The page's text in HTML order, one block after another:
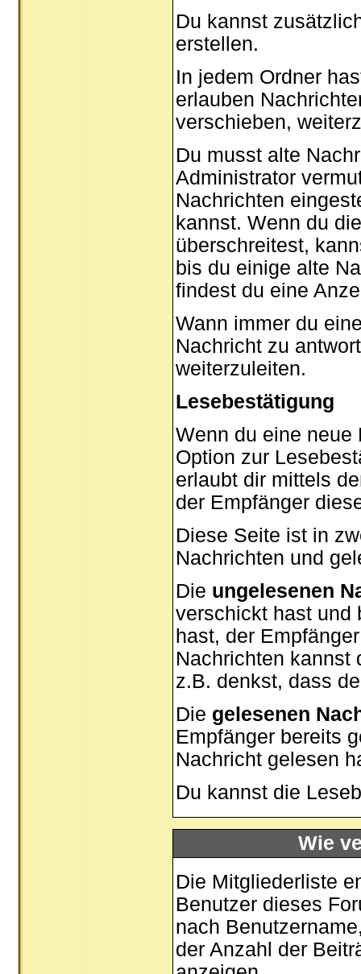
Du kannst
erstellen.
In jedem Ordner
erlauben
verschieben,
Du musst alte
Administrator
Nachrichten
kannst. Wenn du
überschreitest,
bis du einige alte
findest du eine
Wann immer du
Nachricht zu
weiterzuleiten.
Lesebestätigung
Wenn du eine neue
Option zur
erlaubt dir mittels
der Empfänger
Diese Seite ist in
Nachrichten und
Die ungelesenen
verschickt hast und
hast, der
Nachrichten kannst
z.B. denkst, dass
Die gelesenen
Empfänger bereits
Nachricht gelesen
Du kannst die
Wie
Die Mitgliederliste
Benutzer dieses
nach
der Anzahl der